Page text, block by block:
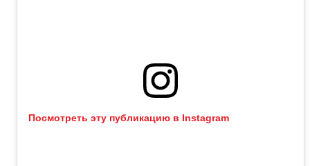
Посмотреть эту публикацию в Instagram